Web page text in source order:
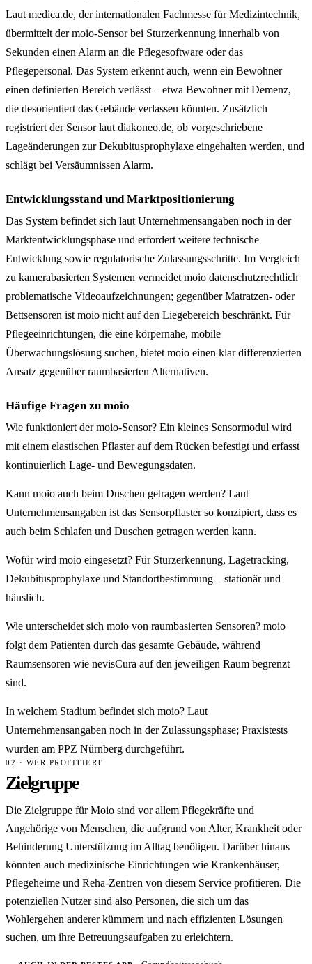
Laut medica.de, der internationalen Fachmesse für Medizintechnik,
übermittelt der moio-Sensor bei Sturzerkennung innerhalb von
Sekunden einen Alarm an die Pflegesoftware oder das
Pflegepersonal. Das System erkennt auch, wenn ein Bewohner
einen definierten Bereich verlässt – etwa Bewohner mit Demenz,
die desorientiert das Gebäude verlassen könnten. Zusätzlich
registriert der Sensor laut diakoneo.de, ob vorgeschriebene
Lageänderungen zur Dekubitusprophylaxe eingehalten werden, und
schlägt bei Versäumnissen Alarm.
Entwicklungsstand und Marktpositionierung
Das System befindet sich laut Unternehmensangaben noch in der
Marktentwicklungsphase und erfordert weitere technische
Entwicklung sowie regulatorische Zulassungsschritte. Im Vergleich
zu kamerabasierten Systemen vermeidet moio datenschutzrechtlich
problematische Videoaufzeichnungen; gegenüber Matratzen- oder
Bettsensoren ist moio nicht auf den Liegebereich beschränkt. Für
Pflegeeinrichtungen, die eine körpernahe, mobile
Überwachungslösung suchen, bietet moio einen klar differenzierten
Ansatz gegenüber raumbasierten Alternativen.
Häufige Fragen zu moio
Wie funktioniert der moio-Sensor? Ein kleines Sensormodul wird
mit einem elastischen Pflaster auf dem Rücken befestigt und erfasst
kontinuierlich Lage- und Bewegungsdaten.
Kann moio auch beim Duschen getragen werden? Laut
Unternehmensangaben ist das Sensorpflaster so konzipiert, dass es
auch beim Schlafen und Duschen getragen werden kann.
Wofür wird moio eingesetzt? Für Sturzerkennung, Lagetracking,
Dekubitusprophylaxe und Standortbestimmung – stationär und
häuslich.
Wie unterscheidet sich moio von raumbasierten Sensoren? moio
folgt dem Patienten durch das gesamte Gebäude, während
Raumsensoren wie nevisCura auf den jeweiligen Raum begrenzt
sind.
In welchem Stadium befindet sich moio? Laut
Unternehmensangaben noch in der Zulassungsphase; Praxistests
wurden am PPZ Nürnberg durchgeführt.
02 · WER PROFITIERT
Zielgruppe
Die Zielgruppe für Moio sind vor allem Pflegekräfte und
Angehörige von Menschen, die aufgrund von Alter, Krankheit oder
Behinderung Unterstützung im Alltag benötigen. Darüber hinaus
könnten auch medizinische Einrichtungen wie Krankenhäuser,
Pflegeheime und Reha-Zentren von diesem Service profitieren. Die
potenziellen Nutzer sind also Personen, die sich um das
Wohlergehen anderer kümmern und nach effizienten Lösungen
suchen, um ihre Betreuungsaufgaben zu erleichtern.